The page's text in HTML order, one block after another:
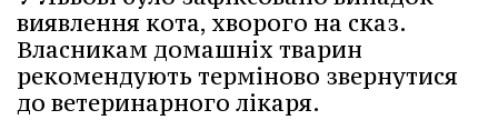
виявлення кота, хворого на сказ.
Власникам домашніх тварин
рекомендують терміново звернутися
до ветеринарного лікаря.